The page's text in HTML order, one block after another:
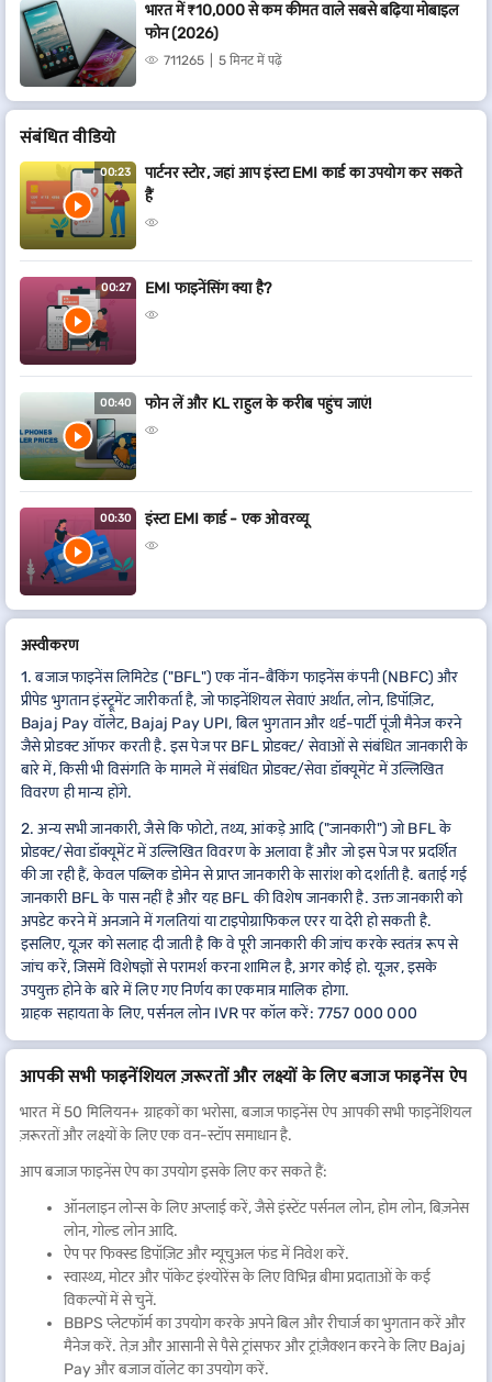
भारत में ₹10,000 से कम कीमत वाले सबसे बढ़िया मोबाइल
फोन (2026)
711265 5 मिनट में पढ़ें
संबंधित वीडियो
00:23
पार्टनर स्टोर, जहां आप इंस्टा EMI कार्ड का उपयोग कर सकते
हैं
00:27 EMI फाइनेंसिंग क्या है?
00:40 फोन लें और KL राहुल के करीब पहुंच जाएं!
00:30 इंस्टा EMI कार्ड - एक ओवरव्यू
अस्वीकरण
1. बजाज फाइनेंस लिमिटेड ("BFL") एक नॉन-बैंकिंग फाइनेंस कंपनी (NBFC) और
प्रीपेड भुगतान इंस्ट्रूमेंट जारीकर्ता है, जो फाइनेंशियल सेवाएं अर्थात, लोन, डिपॉज़िट,
Bajaj Pay वॉलेट, Bajaj Pay UPI, बिल भुगतान और थर्ड-पार्टी पूंजी मैनेज करने
जैसे प्रोडक्ट ऑफर करती है. इस पेज पर BFL प्रोडक्ट/ सेवाओं से संबंधित जानकारी के
बारे में, किसी भी विसंगति के मामले में संबंधित प्रोडक्ट/सेवा डॉक्यूमेंट में उल्लिखित
विवरण ही मान्य होंगे.
2. अन्य सभी जानकारी, जैसे कि फोटो, तथ्य, आंकड़े आदि ("जानकारी") जो BFL के
प्रोडक्ट/सेवा डॉक्यूमेंट में उल्लिखित विवरण के अलावा हैं और जो इस पेज पर प्रदर्शित
की जा रही हैं, केवल पब्लिक डोमेन से प्राप्त जानकारी के सारांश को दर्शाती है. बताई गई
जानकारी BFL के पास नहीं है और यह BFL की विशेष जानकारी है. उक्त जानकारी को
अपडेट करने में अनजाने में गलतियां या टाइपोग्राफिकल एरर या देरी हो सकती है.
इसलिए, यूज़र को सलाह दी जाती है कि वे पूरी जानकारी की जांच करके स्वतंत्र रूप से
जांच करें, जिसमें विशेषज्ञों से परामर्श करना शामिल है, अगर कोई हो. यूज़र, इसके
उपयुक्त होने के बारे में लिए गए निर्णय का एकमात्र मालिक होगा.
ग्राहक सहायता के लिए, पर्सनल लोन IVR पर कॉल करें: 7757 000 000
आपकी सभी फाइनेंशियल ज़रूरतों और लक्ष्यों के लिए बजाज फाइनेंस ऐप
भारत में 50 मिलियन+ ग्राहकों का भरोसा, बजाज फाइनेंस ऐप आपकी सभी फाइनेंशियल
ज़रूरतों और लक्ष्यों के लिए एक वन-स्टॉप समाधान है.
आप बजाज फाइनेंस ऐप का उपयोग इसके लिए कर सकते हैं:
ऑनलाइन लोन्स के लिए अप्लाई करें, जैसे इंस्टेंट पर्सनल लोन, होम लोन, बिज़नेस
लोन, गोल्ड लोन आदि.
ऐप पर फिक्स्ड डिपॉज़िट और म्यूचुअल फंड में निवेश करें.
स्वास्थ्य, मोटर और पॉकेट इंश्योरेंस के लिए विभिन्न बीमा प्रदाताओं के कई
विकल्पों में से चुनें.
BBPS प्लेटफॉर्म का उपयोग करके अपने बिल और रीचार्ज का भुगतान करें और
मैनेज करें. तेज़ और आसानी से पैसे ट्रांसफर और ट्रांज़ैक्शन करने के लिए Bajaj
Pay और बजाज वॉलेट का उपयोग करें.